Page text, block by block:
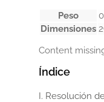
Peso
Dimensiones
Content
Índice
I. Resolución